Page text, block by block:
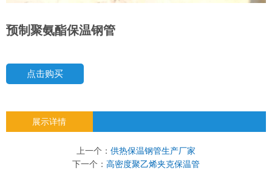
预制聚氨酯保温钢管
点击购买
展示详情
上一个： 供热保温钢管生产厂家
下一个： 高密度聚乙烯夹克保温管